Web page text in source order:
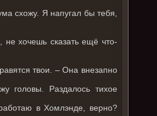
схожу. Я напугал бы тебя,
не хочешь сказать ещё что-
твои. – Она внезапно
головы. Раздалось тихое
в Хомлэнде, верно?